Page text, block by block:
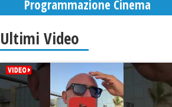
Programmazione Cinema
Ultimi Video